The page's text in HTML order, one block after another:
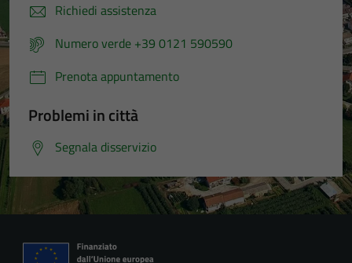
Richiedi assistenza
Numero verde +39 0121 590590
Prenota appuntamento
Problemi in città
Segnala disservizio